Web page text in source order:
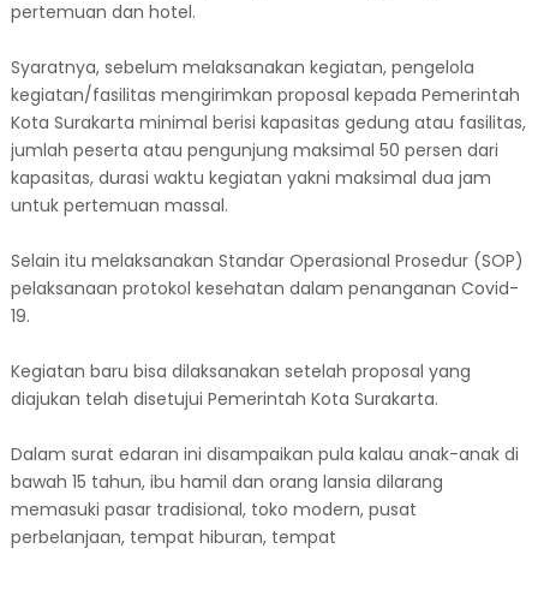
pertemuan dan hotel.
Syaratnya, sebelum melaksanakan kegiatan, pengelola
kegiatan/fasilitas mengirimkan proposal kepada Pemerintah
Kota Surakarta minimal berisi kapasitas gedung atau fasilitas,
jumlah peserta atau pengunjung maksimal 50 persen dari
kapasitas, durasi waktu kegiatan yakni maksimal dua jam
untuk pertemuan massal.
Selain itu melaksanakan Standar Operasional Prosedur (SOP)
pelaksanaan protokol kesehatan dalam penanganan Covid-
19.
Kegiatan baru bisa dilaksanakan setelah proposal yang
diajukan telah disetujui Pemerintah Kota Surakarta.
Dalam surat edaran ini disampaikan pula kalau anak-anak di
bawah 15 tahun, ibu hamil dan orang lansia dilarang
memasuki pasar tradisional, toko modern, pusat
perbelanjaan, tempat hiburan, tempat